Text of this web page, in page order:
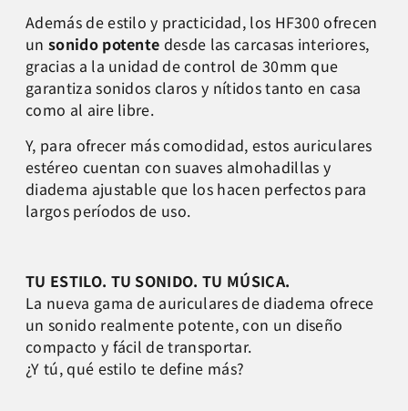
Además de estilo y practicidad, los HF300 ofrecen
un sonido potente desde las carcasas interiores,
gracias a la unidad de control de 30mm que
garantiza sonidos claros y nítidos tanto en casa
como al aire libre.
Y, para ofrecer más comodidad, estos auriculares
estéreo cuentan con suaves almohadillas y
diadema ajustable que los hacen perfectos para
largos períodos de uso.
TU ESTILO. TU SONIDO. TU MÚSICA.
La nueva gama de auriculares de diadema ofrece
un sonido realmente potente, con un diseño
compacto y fácil de transportar.
¿Y tú, qué estilo te define más?